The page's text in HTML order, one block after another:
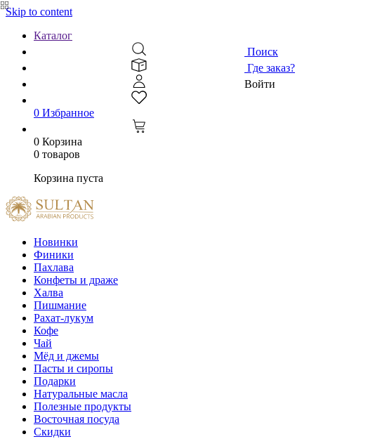
Skip to content
Каталог
Поиск
Где заказ?
Войти
0 Избранное
0 Корзина
0 товаров
Корзина пуста
Новинки
Финики
Пахлава
Конфеты и драже
Халва
Пишмание
Рахат-лукум
Кофе
Чай
Мёд и джемы
Пасты и сиропы
Подарки
Натуральные масла
Полезные продукты
Восточная посуда
Скидки